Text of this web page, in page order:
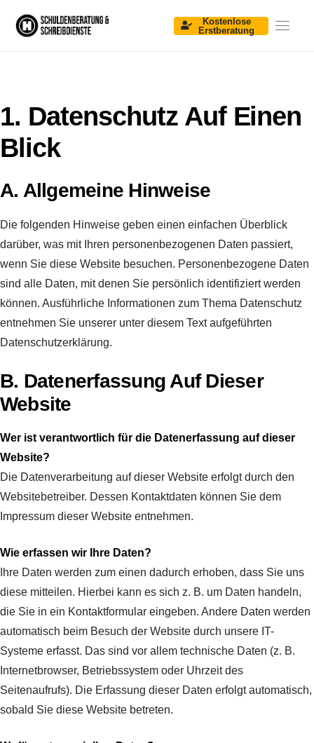
Startseite
Unser Team
Kontakt
Kostenlose
Erstberatung
1. Datenschutz Auf Einen
Blick
A. Allgemeine Hinweise
Die folgenden Hinweise geben einen einfachen Überblick
darüber, was mit Ihren personenbezogenen Daten passiert,
wenn Sie diese Website besuchen. Personenbezogene Daten
sind alle Daten, mit denen Sie persönlich identifiziert werden
können. Ausführliche Informationen zum Thema Datenschutz
entnehmen Sie unserer unter diesem Text aufgeführten
Datenschutzerklärung.
B. Datenerfassung Auf Dieser
Website
Wer ist verantwortlich für die Datenerfassung auf dieser
Website?
Die Datenverarbeitung auf dieser Website erfolgt durch den
Websitebetreiber. Dessen Kontaktdaten können Sie dem
Impressum dieser Website entnehmen.
Wie erfassen wir Ihre Daten?
Ihre Daten werden zum einen dadurch erhoben, dass Sie uns
diese mitteilen. Hierbei kann es sich z. B. um Daten handeln,
die Sie in ein Kontaktformular eingeben. Andere Daten werden
automatisch beim Besuch der Website durch unsere IT-
Systeme erfasst. Das sind vor allem technische Daten (z. B.
Internetbrowser, Betriebssystem oder Uhrzeit des
Seitenaufrufs). Die Erfassung dieser Daten erfolgt automatisch,
sobald Sie diese Website betreten.